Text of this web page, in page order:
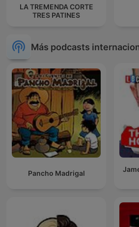
LA TREMENDA CORTE
TRES PATINES
Más podcasts
Pancho Madrigal